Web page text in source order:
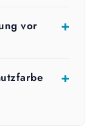
vor